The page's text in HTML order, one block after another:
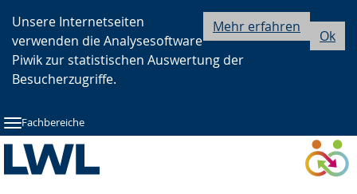
Hauptnavigation
Seitennavigation
Inhalt
Ok
Mehr erfahren
Unsere Internetseiten
verwenden die Analysesoftware
Piwik zur statistischen Auswertung der
Besucherzugriffe.
Fachbereiche